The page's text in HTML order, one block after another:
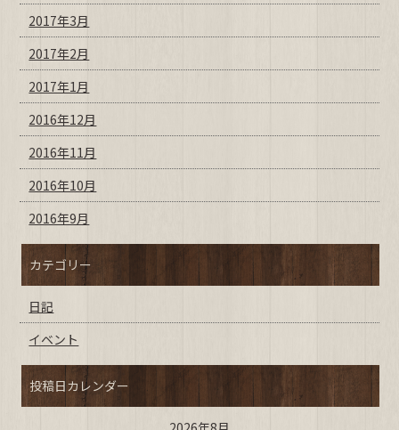
2017年3月
2017年2月
2017年1月
2016年12月
2016年11月
2016年10月
2016年9月
カテゴリー
日記
イベント
投稿日カレンダー